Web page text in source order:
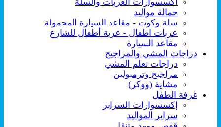
اكسسوارات العربات والسلة
حمالة مواليد
سلة وكوت - مقاعد السيارة المحمولة
عربات اطفال - عربة أطفال للشارع
مقاعد السيارة
دراجات المشي والمراجيح
دراجات تعلم المشي
مراجيح وترمبولين
مشاية (ووكر)
غرفة الطفل
إكسسوارات السراير
سراير المواليد